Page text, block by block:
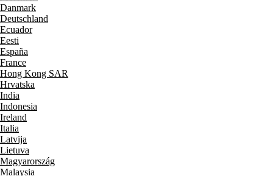
Danmark
Deutschland
Ecuador
Eesti
España
France
Hong Kong SAR
Hrvatska
India
Indonesia
Ireland
Italia
Latvija
Lietuva
Magyarország
Malaysia